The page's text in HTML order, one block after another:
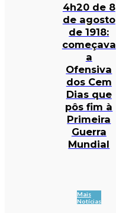
4h20 de 8
de agosto
de 1918:
começava
a
Ofensiva
dos Cem
Dias que
pôs fim à
Primeira
Guerra
Mundial
Mais
Notícias